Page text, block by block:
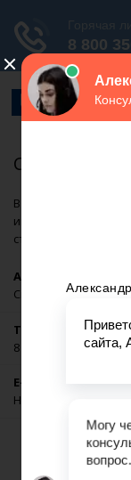
СоветникЪ
В бюро работает 2
информации об
страницу.
Адрес
Сыктывкар, ул.
Телефон
8 (8212) 39-17-77
E-mail
Нет сведений